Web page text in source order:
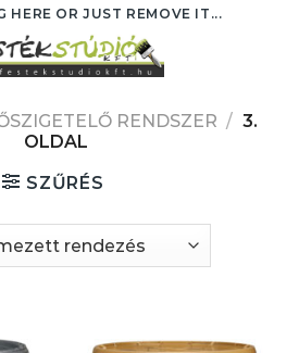
HERE OR JUST REMOVE IT...
RENDSZER / 3.
OLDAL
SZŰRÉS